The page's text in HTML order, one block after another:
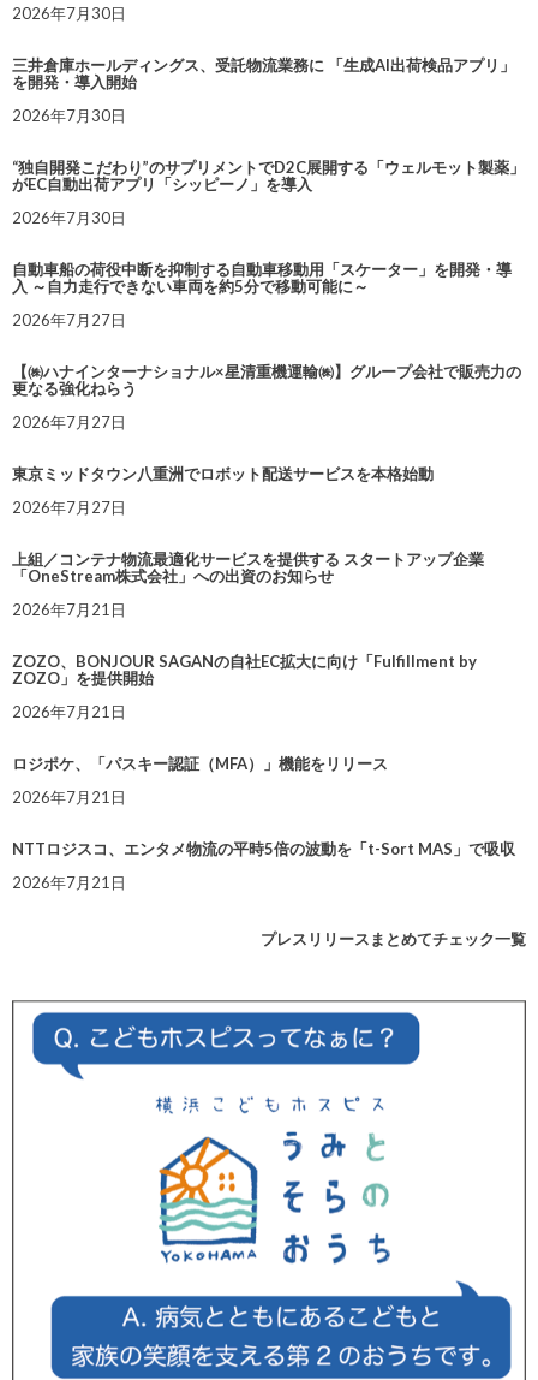
2026年7月30日
三井倉庫ホールディングス、受託物流業務に 「生成AI出荷検品アプリ」
を開発・導入開始
2026年7月30日
“独自開発こだわり”のサプリメントでD2C展開する「ウェルモット製薬」
がEC自動出荷アプリ「シッピーノ」を導入
2026年7月30日
自動車船の荷役中断を抑制する自動車移動用「スケーター」を開発・導
入 ～自力走行できない車両を約5分で移動可能に～
2026年7月27日
【㈱ハナインターナショナル×星清重機運輸㈱】グループ会社で販売力の
更なる強化ねらう
2026年7月27日
東京ミッドタウン八重洲でロボット配送サービスを本格始動
2026年7月27日
上組／コンテナ物流最適化サービスを提供する スタートアップ企業
「OneStream株式会社」への出資のお知らせ
2026年7月21日
ZOZO、BONJOUR SAGANの自社EC拡大に向け「Fulfillment by
ZOZO」を提供開始
2026年7月21日
ロジポケ、「パスキー認証（MFA）」機能をリリース
2026年7月21日
NTTロジスコ、エンタメ物流の平時5倍の波動を「t-Sort MAS」で吸収
2026年7月21日
プレスリリースまとめてチェック一覧